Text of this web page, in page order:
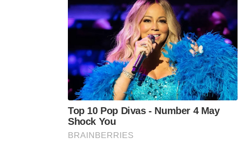
Top 10 Pop Divas - Number 4 May
Shock You
BRAINBERRIES